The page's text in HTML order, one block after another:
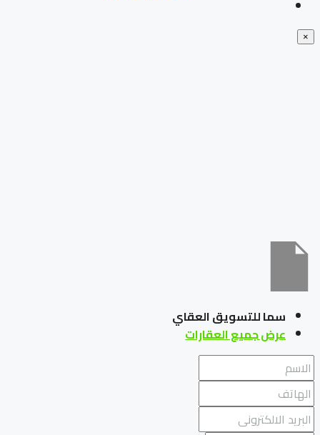
×
سما للتسويق العقاي
عرض جميع العقارات